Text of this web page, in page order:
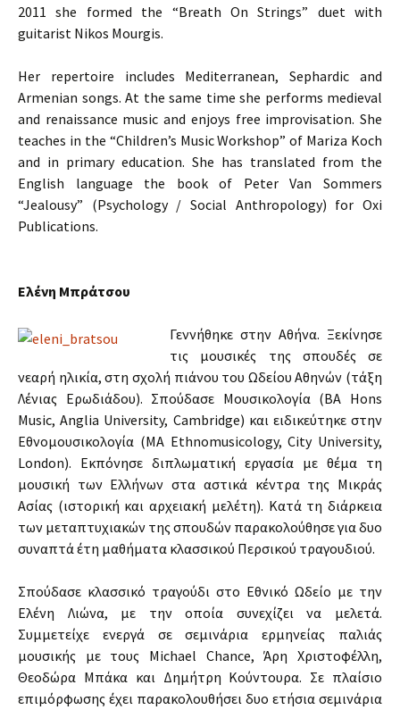
2011 she formed the “Breath On Strings” duet with
guitarist Nikos Mourgis.
Her repertoire includes Mediterranean, Sephardic and
Armenian songs. At the same time she performs medieval
and renaissance music and enjoys free improvisation. She
teaches in the “Children’s Music Workshop” of Mariza Koch
and in primary education. She has translated from the
English language the book of Peter Van Sommers
“Jealousy” (Psychology / Social Anthropology) for Oxi
Publications.
Ελένη Μπράτσου
Γεννήθηκε στην Αθήνα. Ξεκίνησε
τις μουσικές της σπουδές σε
νεαρή ηλικία, στη σχολή πιάνου του Ωδείου Αθηνών (τάξη
Λένιας Ερωδιάδου). Σπούδασε Μουσικολογία (BA Hons
Music, Anglia University, Cambridge) και ειδικεύτηκε στην
Εθνομουσικολογία (MA Ethnomusicology, City University,
London). Εκπόνησε διπλωματική εργασία με θέμα τη
μουσική των Ελλήνων στα αστικά κέντρα της Μικράς
Ασίας (ιστορική και αρχειακή μελέτη). Κατά τη διάρκεια
των μεταπτυχιακών της σπουδών παρακολούθησε για δυο
συναπτά έτη μαθήματα κλασσικού Περσικού τραγουδιού.
Σπούδασε κλασσικό τραγούδι στο Εθνικό Ωδείο με την
Ελένη Λιώνα, με την οποία συνεχίζει να μελετά.
Συμμετείχε ενεργά σε σεμινάρια ερμηνείας παλιάς
μουσικής με τους Michael Chance, Άρη Χριστοφέλλη,
Θεοδώρα Μπάκα και Δημήτρη Κούντουρα. Σε πλαίσιο
επιμόρφωσης έχει παρακολουθήσει δυο ετήσια σεμινάρια